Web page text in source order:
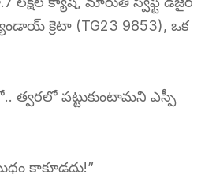
క్రెటా (TG23 9853), ఒక
త్వరలో పట్టుకుంటామని ఎస్పీ
కాకూడదు!”